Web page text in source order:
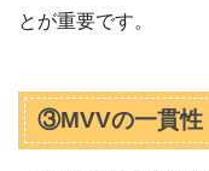
とが重要です。
③MVVの一貫性